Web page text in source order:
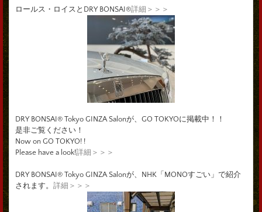
ロールス・ロイスとDRY BONSAI®詳細＞＞＞
DRY BONSAI® Tokyo GINZA Salonが、GO TOKYOに掲載中！！
是非ご覧ください！
Now on GO TOKYO! !
Please have a look!詳細＞＞＞
DRY BONSAI® Tokyo GINZA Salonが、NHK「MONOすごい」で紹介
されます。 詳細＞＞＞